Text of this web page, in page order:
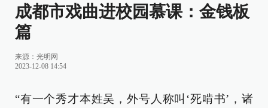
成都市戏曲进校园慕课：金钱板
篇
来源： 光明网
2023-12-08 14:54
“有一个秀才本姓吴，外号人称叫‘死啃书’，诸